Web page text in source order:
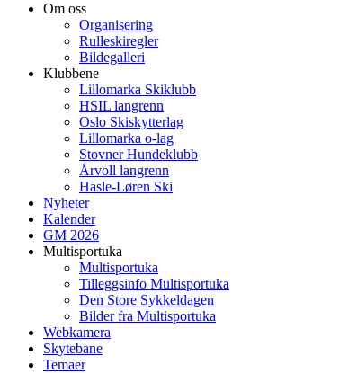
Om oss
Organisering
Rulleskiregler
Bildegalleri
Klubbene
Lillomarka Skiklubb
HSIL langrenn
Oslo Skiskytterlag
Lillomarka o-lag
Stovner Hundeklubb
Årvoll langrenn
Hasle-Løren Ski
Nyheter
Kalender
GM 2026
Multisportuka
Multisportuka
Tilleggsinfo Multisportuka
Den Store Sykkeldagen
Bilder fra Multisportuka
Webkamera
Skytebane
Temaer